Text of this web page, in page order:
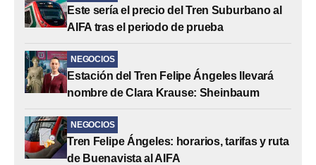
Este sería el precio del Tren Suburbano al
AIFA tras el periodo de prueba
NEGOCIOS
Estación del Tren Felipe Ángeles llevará
nombre de Clara Krause: Sheinbaum
NEGOCIOS
Tren Felipe Ángeles: horarios, tarifas y ruta
de Buenavista al AIFA